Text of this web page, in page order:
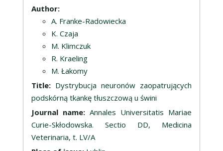
Description
Author:
A. Franke-Radowiecka
K. Czaja
M. Klimczuk
R. Kraeling
M. Łakomy
Title: Dystrybucja neuronów zaopatrujących
podskórną tkankę tłuszczową u świni
Journal name: Annales Universitatis Mariae
Curie-Skłodowska. Sectio DD, Medicina
Veterinaria, t. LV/A